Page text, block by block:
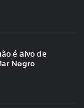
é alvo de
Negro